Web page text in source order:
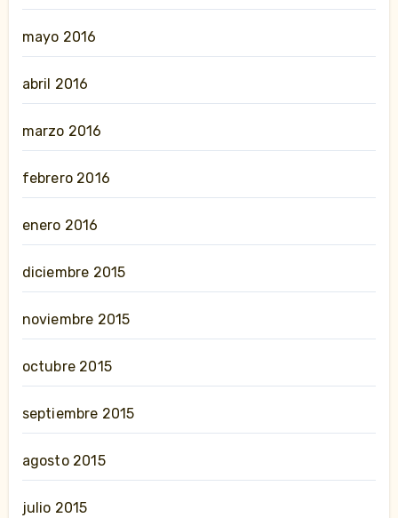
mayo 2016
abril 2016
marzo 2016
febrero 2016
enero 2016
diciembre 2015
noviembre 2015
octubre 2015
septiembre 2015
agosto 2015
julio 2015